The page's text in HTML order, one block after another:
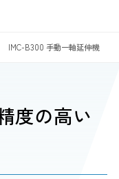
IMC-B300 手動一軸延伸機
度の高い